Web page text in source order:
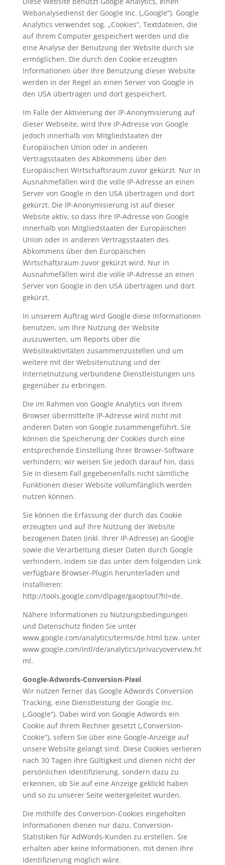
Webanalysedienst der Google Inc. („Google“). Google
Analytics verwendet sog. „Cookies“, Textdateien, die
auf Ihrem Computer gespeichert werden und die
eine Analyse der Benutzung der Website durch sie
ermöglichen. Die durch den Cookie erzeugten
Informationen über Ihre Benutzung dieser Website
werden in der Regel an einen Server von Google in
den USA übertragen und dort gespeichert.
Im Falle der Aktivierung der IP-Anonymisierung auf
dieser Webseite, wird Ihre IP-Adresse von Google
jedoch innerhalb von Mitgliedstaaten der
Europäischen Union oder in anderen
Vertragsstaaten des Abkommens über den
Europäischen Wirtschaftsraum zuvor gekürzt. Nur in
Ausnahmefällen wird die volle IP-Adresse an einen
Server von Google in den USA übertragen und dort
gekürzt. Die IP-Anonymisierung ist auf dieser
Website aktiv, so dass Ihre IP-Adresse von Google
innerhalb von Mitgliedstaaten der Europäischen
Union oder in anderen Vertragsstaaten des
Abkommens über den Europäischen
Wirtschaftsraum zuvor gekürzt wird. Nur in
Ausnahmefällen wird die volle IP-Adresse an einen
Server von Google in den USA übertragen und dort
gekürzt.
In unserem Auftrag wird Google diese Informationen
benutzen, um Ihre Nutzung der Website
auszuwerten, um Reports über die
Websiteaktivitäten zusammenzustellen und um
weitere mit der Websitenutzung und der
Internetnutzung verbundene Dienstleistungen uns
gegenüber zu erbringen.
Die im Rahmen von Google Analytics von Ihrem
Browser übermittelte IP-Adresse wird nicht mit
anderen Daten von Google zusammengeführt. Sie
können die Speicherung der Cookies durch eine
entsprechende Einstellung Ihrer Browser-Software
verhindern; wir weisen Sie jedoch darauf hin, dass
Sie in diesem Fall gegebenenfalls nicht sämtliche
Funktionen dieser Website vollumfänglich werden
nutzen können.
Sie können die Erfassung der durch das Cookie
erzeugten und auf Ihre Nutzung der Website
bezogenen Daten (inkl. Ihrer IP-Adresse) an Google
sowie die Verarbeitung dieser Daten durch Google
verhindern, indem sie das unter dem folgenden Link
verfügbare Browser-Plugin herunterladen und
installieren:
http://tools.google.com/dlpage/gaoptout?hl=de.
Nähere Informationen zu Nutzungsbedingungen
und Datenschutz finden Sie unter
www.google.com/analytics/terms/de.html bzw. unter
www.google.com/intl/de/analytics/privacyoverview.ht
ml.
Google-Adwords-Conversion-Pixel
Wir nutzen ferner das Google Adwords Conversion
Tracking, eine Dienstleistung der Google Inc.
(„Google“). Dabei wird von Google Adwords ein
Cookie auf Ihrem Rechner gesetzt („Conversion-
Cookie“), sofern Sie über eine Google-Anzeige auf
unsere Website gelangt sind. Diese Cookies verlieren
nach 30 Tagen ihre Gültigkeit und dienen nicht der
persönlichen Identifizierung, sondern dazu zu
erkennen, ob Sie auf eine Anzeige geklickt haben
und so zu unserer Seite weitergeleitet wurden.
Die mithilfe des Conversion-Cookies eingeholten
Informationen dienen nur dazu, Conversion-
Statistiken für AdWords-Kunden zu erstellen. Sie
erhalten aber keine Informationen, mit denen Ihre
Identifizierung möglich wäre.